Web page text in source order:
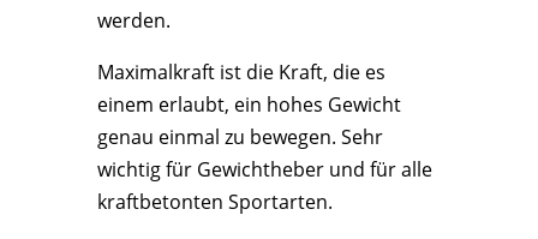
werden.
Maximalkraft ist die Kraft, die es
einem erlaubt, ein hohes Gewicht
genau einmal zu bewegen. Sehr
wichtig für Gewichtheber und für alle
kraftbetonten Sportarten.